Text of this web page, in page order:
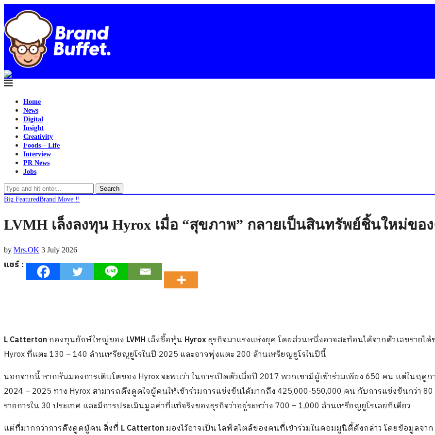
Home
News
Digital
Insight
Creativity
Foods – Life
Interview
PR News
Jobs
Search
Big FeaturedBrand Move !!
LVMH เล็งลงทุน Hyrox เมื่อ “สุขภาพ” กลายเป็นสินทรัพย์ชิ้นใหม่ขอ
by Mrs.OK 3 July 2026
แชร์ :
L Cattertonกองทุนยักษ์ใหญ่ของ LVMH เล็งซื้อหุ้น Hyroxธุรกิจมาแรงแห่งยุค โดยส่วนหนึ่งอาจสะท้อนได้จากตัวเลขรายได้
Hyrox ที่แตะ 130 – 140 ล้านเหรียญยูโรในปี 2025 และอาจพุ่งแตะ 200 ล้านเหรียญยูโรในปีนี้
นอกจากนี้ หากหันมองการเติบโตของ Hyrox จะพบว่า ในการเปิดตัวเมื่อปี 2017 พวกเขามีผู้เข้าร่วมเพียง 650 คน แต่ในฤดูก
2024 – 2025 ทาง Hyrox สามารถดึงดูดใจผู้คนให้เข้าร่วมการแข่งขันได้มากถึง 425,000-550,000 คน กับการแข่งขันกว่า 80
รายการใน 30 ประเทศ และมีการประเมินมูลค่าที่แท้จริงของธุรกิจว่าอยู่ระหว่าง 700 – 1,000 ล้านเหรียญยูโรเลยทีเดียว
แต่ที่มากกว่าการดึงดูดผู้คน สิ่งที่ L Cattertonมองไว้อาจเป็น ไลฟ์สไตล์ของคนที่เข้าร่วมในคอมมูนิตี้ดังกล่าว โดยข้อมูลจาก